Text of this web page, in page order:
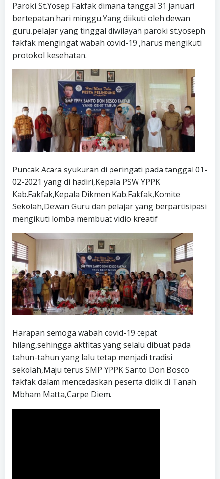
Paroki St.Yosep Fakfak dimana tanggal 31 januari
bertepatan hari minggu.Yang diikuti oleh dewan
guru,pelajar yang tinggal diwilayah paroki st.yoseph
fakfak mengingat wabah covid-19 ,harus mengikuti
protokol kesehatan.
Puncak Acara syukuran di peringati pada tanggal 01-
02-2021 yang di hadiri,Kepala PSW YPPK
Kab.Fakfak,Kepala Dikmen Kab.Fakfak,Komite
Sekolah,Dewan Guru dan pelajar yang berpartisipasi
mengikuti lomba membuat vidio kreatif
Harapan semoga wabah covid-19 cepat
hilang,sehingga aktfitas yang selalu dibuat pada
tahun-tahun yang lalu tetap menjadi tradisi
sekolah,Maju terus SMP YPPK Santo Don Bosco
fakfak dalam mencedaskan peserta didik di Tanah
Mbham Matta,Carpe Diem.